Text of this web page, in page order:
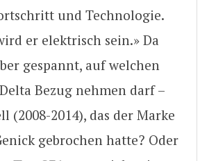
und Technologie.
er elektrisch sein.» Da
gespannt, auf welchen
Bezug nehmen darf –
(2008-2014), das der Marke
gebrochen hatte? Oder